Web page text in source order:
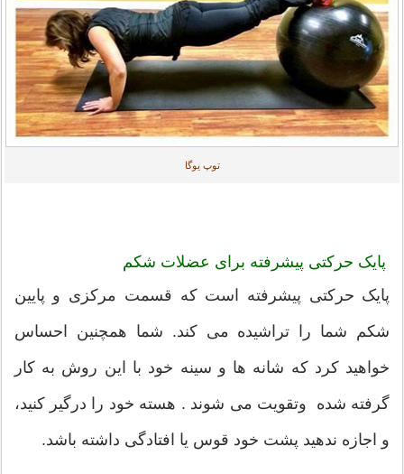
توپ یوگا
پایک حرکتی پیشرفته برای عضلات شکم
پایک حرکتی پیشرفته است که قسمت مرکزی و پایین
شکم شما را تراشیده می کند. شما همچنین احساس
خواهید کرد که شانه ها و سینه خود با این روش به کار
گرفته شده وتقویت می شوند . هسته خود را درگیر کنید،
و اجازه ندهید پشت خود قوس یا افتادگی داشته باشد.